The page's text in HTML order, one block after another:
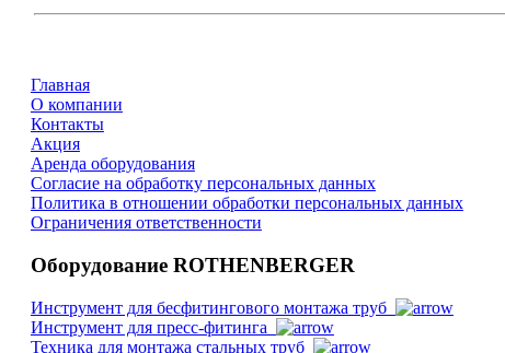
Главная
О компании
Контакты
Акция
Аренда оборудования
Согласие на обработку персональных данных
Политика в отношении обработки персональных данных
Ограничения ответственности
Оборудование ROTHENBERGER
Инструмент для бесфитингового монтажа труб
Инструмент для пресс-фитинга
Техника для монтажа стальных труб